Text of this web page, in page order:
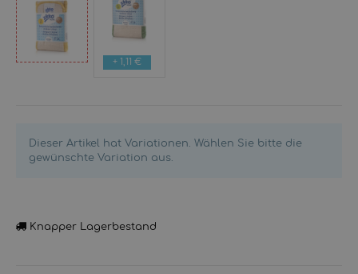
+ 1,11 €
Dieser Artikel hat Variationen. Wählen Sie bitte die
gewünschte Variation aus.
Knapper Lagerbestand